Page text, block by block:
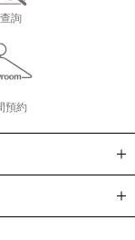
詢
預約